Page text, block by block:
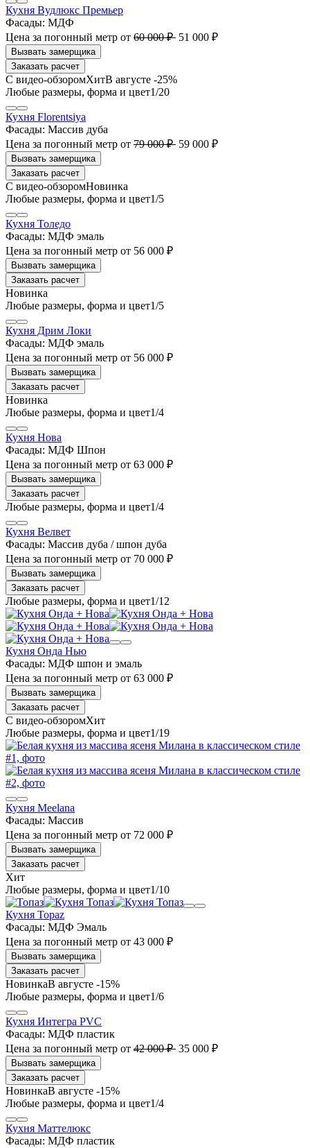
Кухня Вудлюкс Премьер
Фасады: МДФ
Цена за погонный метр от 60 000 ₽ 51 000 ₽
Заказать расчет
В августе -25%
1/20
Кухня Florentsiya
Фасады: Массив дуба
Цена за погонный метр от 79 000 ₽ 59 000 ₽
Заказать расчет
1/5
Кухня Толедо
Фасады: МДФ эмаль
Цена за погонный метр от 56 000 ₽
Заказать расчет
1/5
Кухня Дрим Локи
Фасады: МДФ эмаль
Цена за погонный метр от 56 000 ₽
Заказать расчет
1/4
Кухня Нова
Фасады: МДФ Шпон
Цена за погонный метр от 63 000 ₽
Заказать расчет
1/4
Кухня Велвет
Фасады: Массив дуба / шпон дуба
Цена за погонный метр от 70 000 ₽
Заказать расчет
1/12
Кухня Онда Нью
Фасады: МДФ шпон и эмаль
Цена за погонный метр от 63 000 ₽
Заказать расчет
1/19
Кухня Meelana
Фасады: Массив
Цена за погонный метр от 72 000 ₽
Заказать расчет
1/10
Кухня Topaz
Фасады: МДФ Эмаль
Цена за погонный метр от 43 000 ₽
Заказать расчет
В августе -15%
1/6
Кухня Интегра PVC
Фасады: МДФ пластик
Цена за погонный метр от 42 000 ₽ 35 000 ₽
Заказать расчет
В августе -15%
1/4
Кухня Маттелюкс
Фасады: МДФ пластик